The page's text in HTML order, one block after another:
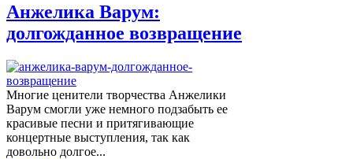
Анжелика Варум:
долгожданное возвращение
Многие ценители творчества Анжелики
Варум смогли уже немного подзабыть ее
красивые песни и притягивающие
концертные выступления, так как
довольно долгое...